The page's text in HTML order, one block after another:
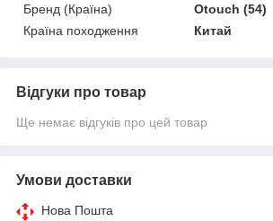
Бренд (Країна)
Otouch (54)
Країна походження
Китай
Відгуки про товар
Ще немає відгуків про цей товар
Умови доставки
Нова Пошта